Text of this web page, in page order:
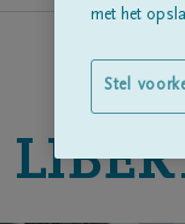
met het
Stel